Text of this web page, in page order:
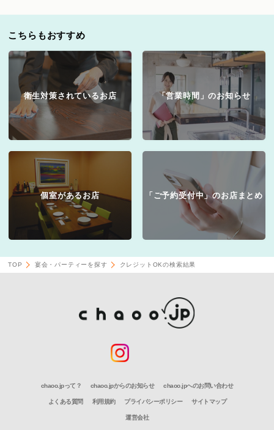
こちらもおすすめ
衛生対策されているお店 「営業時間」のお知らせ
個室があるお店 「ご予約受付中」のお店まとめ
TOP 宴会・パーティーを探す クレジットOKの検索結果
chaoo.jpって？ chaoo.jpからのお知らせ chaoo.jpへのお問い合わせ
よくある質問 利用規約 プライバシーポリシー サイトマップ
運営会社